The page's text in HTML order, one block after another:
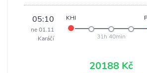
05:10
ne 01.11
Karáčí
KHI
31h 40min
20188 Kč